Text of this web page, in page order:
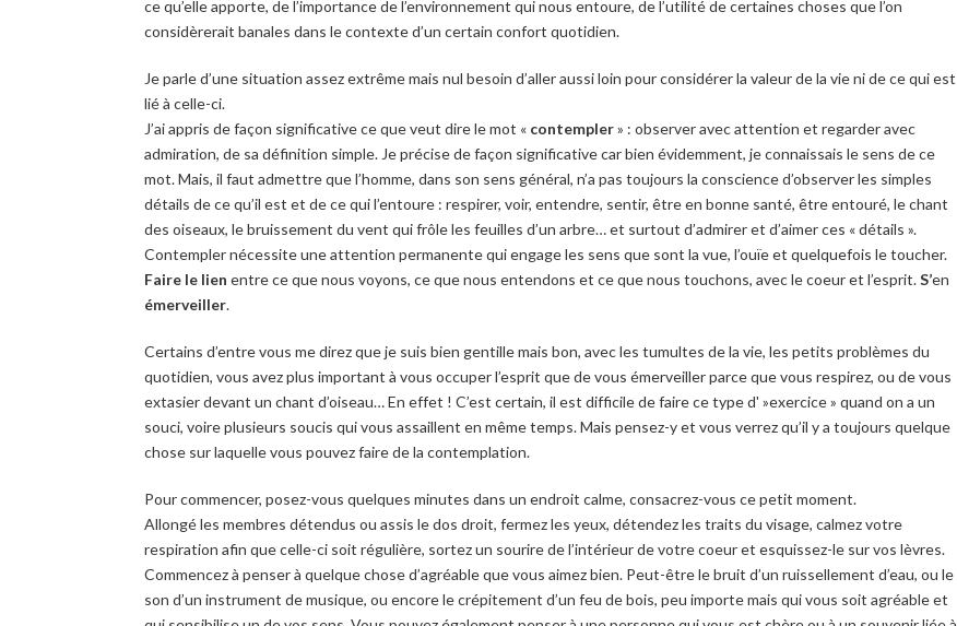
ce qu’elle apporte, de l’importance de l’environnement qui nous entoure, de l’utilité de certaines choses que l’on
considèrerait banales dans le contexte d’un certain confort quotidien.
Je parle d’une situation assez extrême mais nul besoin d’aller aussi loin pour considérer la valeur de la vie ni de ce qui est
lié à celle-ci.
J’ai appris de façon significative ce que veut dire le mot « contempler» : observer avec attention et regarder avec
admiration, de sa définition simple. Je précisede façon significativecar bien évidemment, je connaissais le sens de ce
mot. Mais, il faut admettre que l’homme, dans son sens général, n’a pas toujours la conscience d’observer les simples
détails de ce qu’il est et de ce qui l’entoure : respirer, voir, entendre, sentir, être en bonne santé, être entouré, le chant
des oiseaux, le bruissement du vent qui frôle les feuilles d’un arbre… et surtout d’admirer et d’aimer ces « détails ».
Contempler nécessite une attention permanente qui engage les sens que sont la vue, l’ouïe et quelquefois le toucher.
Faire le lien entre ce que nous voyons, ce que nous entendons et ce que nous touchons, avec le coeur et l’esprit.S’en
émerveiller.
Certains d’entre vous me direz que je suis bien gentille mais bon, avec les tumultes de la vie, les petits problèmes du
quotidien, vous avez plus important à vous occuper l’esprit que de vous émerveiller parce que vous respirez, ou de vous
extasier devant un chant d’oiseau… En effet ! C’est certain, il est difficile de faire ce type d' »exercice » quand on a un
souci, voire plusieurs soucis qui vous assaillent en même temps. Mais pensez-y et vous verrez qu’il y a toujours quelque
chose sur laquelle vous pouvez faire de la contemplation.
Pour commencer, posez-vous quelques minutes dans un endroit calme, consacrez-vous ce petit moment.
Allongé les membres détendus ou assis le dos droit, fermez les yeux, détendez les traits du visage, calmez votre
respiration afin que celle-ci soit régulière, sortez un sourire de l’intérieur de votre coeur et esquissez-le sur vos lèvres.
Commencez à penser à quelque chose d’agréable que vous aimez bien. Peut-être le bruit d’un ruissellement d’eau, ou le
son d’un instrument de musique, ou encore le crépitement d’un feu de bois, peu importe mais qui vous soit agréable et